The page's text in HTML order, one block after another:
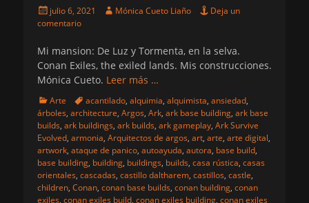
Publicado
el
julio 6, 2021 AutorMónica Cueto Liaño
Deja un
comentario
Mi mansion: De Luz y Tormenta, en la selva.
Conan Exiles, the exiled lands. Mis construcciones.
Mónica Cueto. Leer más …
Categorias
Arte Etiquetas
acantilado, alquimia, alquimista, ansiedad,
árboles, architecture, Argos, Ark, ark base building, ark base
builds, ark buildings, ark builds, ark gameplay, Ark Survive
Evolved, armonia, Arquitectos de argos, art, arte, arte digital,
artwork, ataque de panico, autoayuda, autora, base build,
base building, building, buildings, builds, casa rústica, casas
orientales, cascadas, castillo daltharem, castillos, castle,
children, Conan, conan base builds, conan building, conan
exiles, conan exiles build, conan exiles building, conan exiles